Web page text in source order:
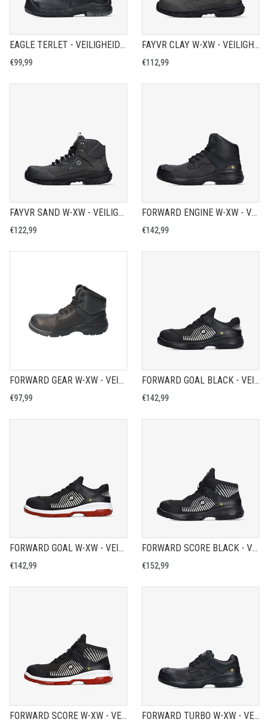
EAGLE TERLET - VEILIGHEIDSSCHOEN S3
€99,99
FAYVR CLAY W-XW - VEILIGHEIDSCHOEN S3S
€112,99
FAYVR SAND W-XW - VEILIGHEIDSCHOEN S3S
€122,99
FORWARD ENGINE W-XW - VEILIGHEIDSSCHOEN S3
€142,99
FORWARD GEAR W-XW - VEILIGHEIDSSCHOEN S3
€97,99
FORWARD GOAL BLACK - VEILIGHEIDSSCHOEN S3
€142,99
FORWARD GOAL W-XW - VEILIGHEIDSSCHOEN S3
€142,99
FORWARD SCORE BLACK - VEILIGHEIDSSCHOEN S3
€152,99
FORWARD SCORE W-XW - VEILIGHEIDSSCHOEN S3 FORWARD TURBO W-XW - VEILIGHEIDSSCHOEN S3